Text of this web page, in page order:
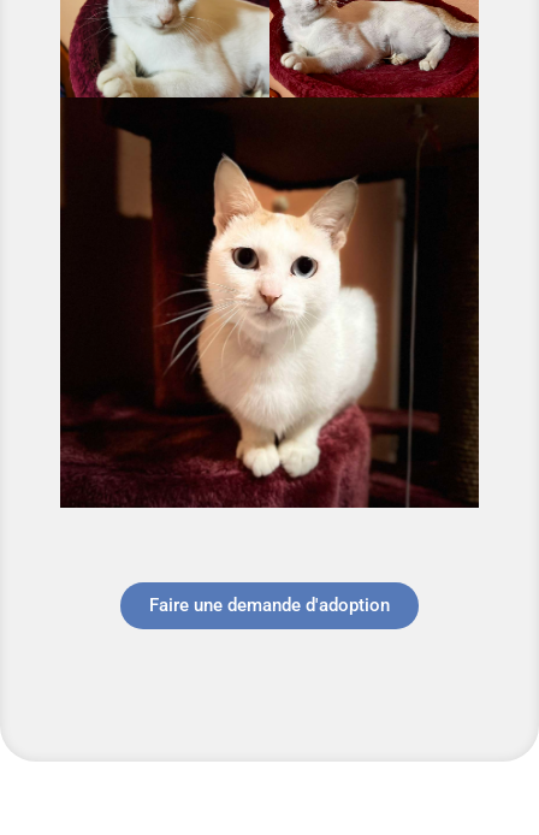
Faire une demande d'adoption